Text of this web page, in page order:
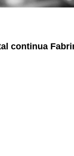
continua